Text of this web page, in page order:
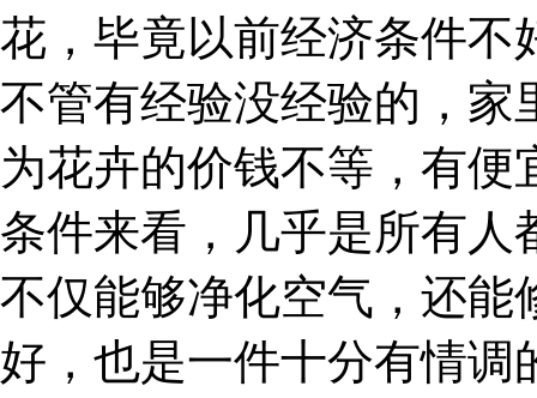
花，毕竟以前经济条件不
不管有经验没经验的，家
为花卉的价钱不等，有
条件来看，几乎是所有人
不仅能够净化空气，还能
好，也是一件十分有情